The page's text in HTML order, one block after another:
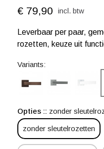
€ 79,90 incl. btw
Leverbaar per paar,
rozetten, keuze uit
Variants:
Opties : zonder
zonder sleutelrozetten